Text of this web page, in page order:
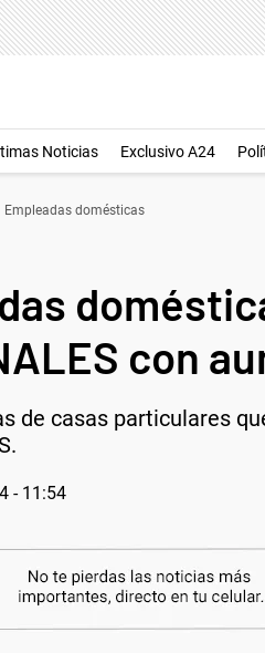
Noticias Exclusivo A24
Empleadas domésticas
con
de casas particulares
- 11:54